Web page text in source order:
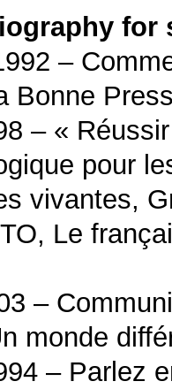
for
–
Bonne
– «
pour
vivantes,
Le
–
monde
– Parlez